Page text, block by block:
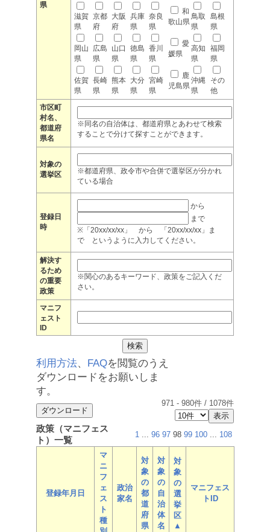
県
滋賀
県
京都
府
大阪
府
兵庫
県
奈良
県
和
歌山県
鳥取
県
島根
県
岡山
県
広島
県
山口
県
徳島
県
香川
県
愛
媛県
高知
県
福岡
県
佐賀
県
長崎
県
熊本
県
大分
県
宮崎
県
鹿
児島県
沖縄
県
その
他
市区町
村名、
都道府
県名
※同名の自治体は、都道府県とあわせて検索
することで分けて探すことができます。
対象の
選挙区
※都道府県、政令市や合併で選挙区が分かれ
ている場合
登録日
時
から
まで
※「20xx/xx/xx」 から 「20xx/xx/xx」ま
で というように入力してください。
解決す
るため
の重要
政策
※関心のあるキーワード、政策をご記入くだ
さい。
マニフ
ェスト
ID
利用方法、 FAQを閲覧のうえ
ダウンロードをお願いしま
す。
971 - 980件 / 1078件
政策（マニフェス
ト）一覧
1 ... 96 97 98 99 100 ... 108
登録年月日
マ
ニ
フ
ェ
ス
ト
種
政治
家名
対
象
の
都
道
府
県
対
象
の
自
治
体
名
対
象
の
選
挙
区
▲
マニフェス
トID